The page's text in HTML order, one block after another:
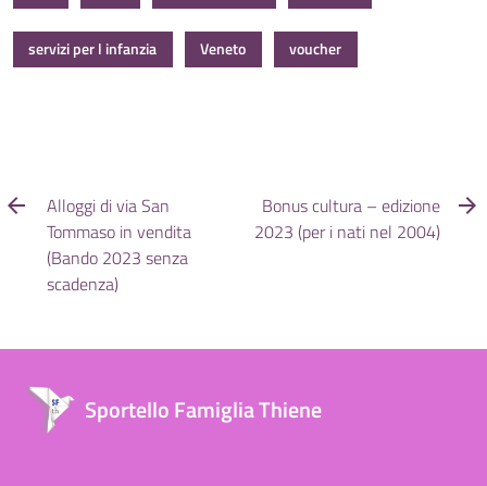
servizi per l infanzia Veneto voucher
Alloggi di via San
Tommaso in vendita
(Bando 2023 senza
scadenza)
Bonus cultura – edizione
2023 (per i nati nel 2004)
Sportello Famiglia Thiene